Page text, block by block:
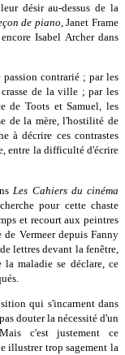
désir au-dessus de la
de piano , Janet Frame
Isabel Archer dans
contrarié ; par les
de la ville ; par les
de Toots et Samuel, les
de la mère, l'hostilité de
à décrire ces contrastes
entre la difficulté d'écrire
Les Cahiers du cinéma
pour cette chaste
et recourt aux peintres
Vermeer depuis Fanny
lettres devant la fenêtre,
maladie se déclare, ce
qui s'incarnent dans
douter la nécessité d'un
c'est justement ce
illustrer trop sagement la